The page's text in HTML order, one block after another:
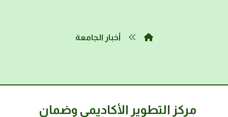
أخبار الجامعة
مركز التطوير الأكاديمي وضمان